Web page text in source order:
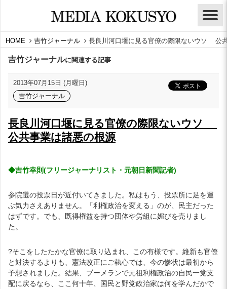
HOME 吉竹ジャーナル 長良川河口堰に見る官僚の際限ないウソ 公
吉竹ジャーナルに関連する記事
2013年07月15日 (月曜日)
吉竹ジャーナル
長良川河口堰に見る官僚の際限ないウソ
公共事業は諸悪の根源
◆吉竹幸則(フリージャーナリスト・元朝日新聞記者)
参院選の投票日が近付いてきました。私はもう、投票所に足を運
ぶ気力さえありません。「利権政治を変える」のが、民主だった
はずです。でも、既得権益を持つ団体や労組に媚びを売りまし
た。
?そこをしたたかな官僚に取り込まれ、この有様です。維新も官僚
と対決するよりも、憲法改正にご執心では、今の惨状は最初から
予想されました。結果、ブーメランで元祖利権政治の自民一党支
配に戻るなら、ここ何十年、国民と野党政治家は何を学んだかで